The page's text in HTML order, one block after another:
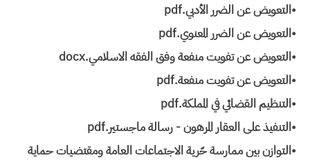
•التعويض عن الضرر الأدبي.pdf
•التعويض عن الضرر المعنوي.pdf
•التعويض عن تفويت منفعة وفق الفقه الاسلامي.docx
•التعويض عن تفويت منفعة.pdf
•التنظيم القضائي في المملكة.pdf
•التنفيذ على العقار المرهون - رسالة ماجستير.pdf
•التوازن بين ممارسة حّرية الاجتماعات العامة ومقتضيات حماية